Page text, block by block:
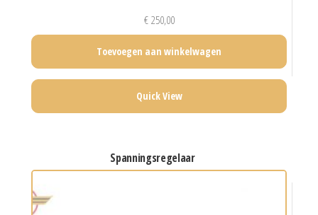
€250,00
Toevoegen aan winkelwagen
Quick View
spanningsregelaar